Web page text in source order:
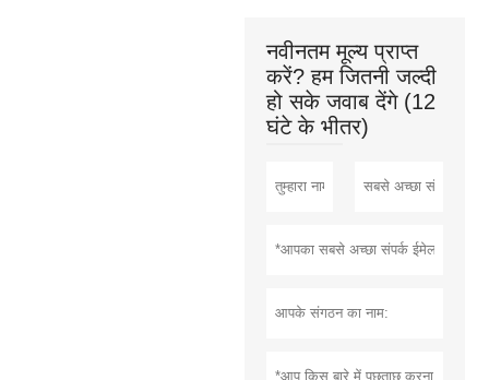
नवीनतम मूल्य प्राप्त
करें? हम जितनी जल्दी
हो सके जवाब देंगे (12
घंटे के भीतर)